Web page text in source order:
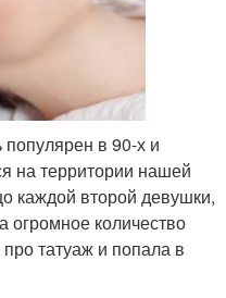
в 90-х и
на территории нашей
каждой второй девушки,
огромное количество
татуаж и попала в